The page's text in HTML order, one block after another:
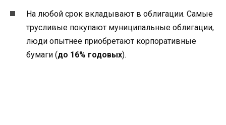
На любой срок вкладывают в облигации. Самые
трусливые покупают муниципальные облигации,
люди опытнее приобретают корпоративные
бумаги (до 16% годовых).